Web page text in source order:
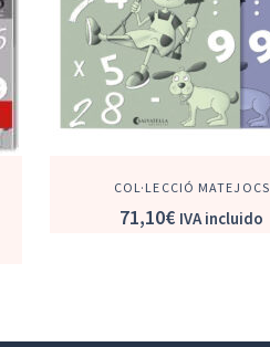
COL·LECCIÓ MATEJOCS
71,10€ IVA incluido